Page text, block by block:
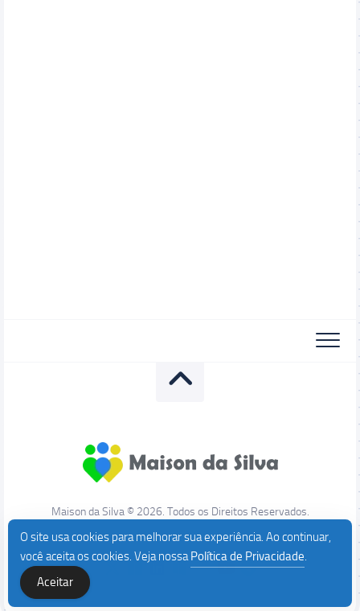
Maison da Silva © 2026. Todos os Direitos Reservados.
O site usa cookies para melhorar sua experiência. Ao continuar,
você aceita os cookies. Veja nossaPolítica de Privacidade.
Aceitar